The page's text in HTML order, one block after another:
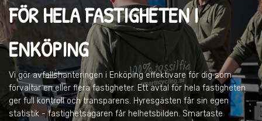
FÖR HELA FASTIGHETEN I
ENKÖPING
Vi gör avfallshanteringen i Enköpingeffektivare för dig som
förvaltar en eller flera fastigheter. Ett avtal för hela fastigheten
ger full kontroll och transparens. Hyresgästen får sin egen
statistik - fastighetsägaren får helhetsbilden. Smartaste